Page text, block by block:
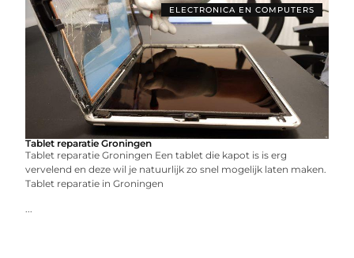
ELECTRONICA EN COMPUTERS
Tablet reparatie Groningen
Tablet reparatie Groningen Een tablet die kapot is is erg
vervelend en deze wil je natuurlijk zo snel mogelijk laten maken.
Tablet reparatie in Groningen
...